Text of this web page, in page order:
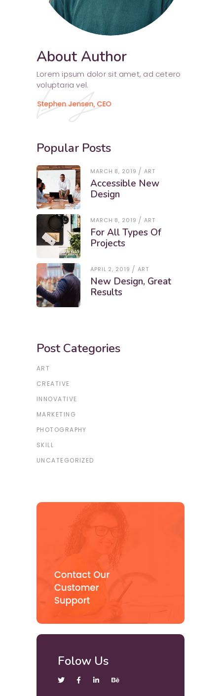
About Author
Lorem ipsum dolor sit amet, ad cetero
voluptaria vel.
Popular Posts
MARCH 8, 2019 ART
Accessible New
Design
MARCH 8, 2019 ART
For All Types Of
Projects
APRIL 2, 2019 ART
New Design, Great
Results
Post Categories
ART
CREATIVE
INNOVATIVE
MARKETING
PHOTOGRAPHY
SKILL
UNCATEGORIZED
Folow Us